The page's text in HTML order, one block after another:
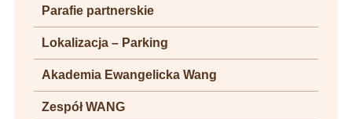
Parafie partnerskie
Lokalizacja – Parking
Akademia Ewangelicka Wang
Zespół WANG